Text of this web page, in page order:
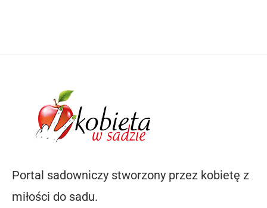
Portal sadowniczy stworzony przez kobietę z
miłości do sadu.